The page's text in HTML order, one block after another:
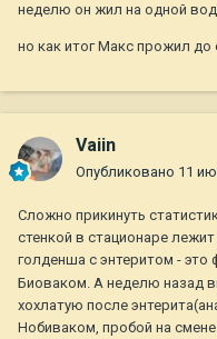
неделю он жил на одной
но как итог Макс прожил до
Vaiin
Опубликовано 11
Сложно прикинуть
стенкой в стационаре
голденша с энтеритом - это
Биоваком. А неделю назад
хохлатую после
Нобиваком, пробой на